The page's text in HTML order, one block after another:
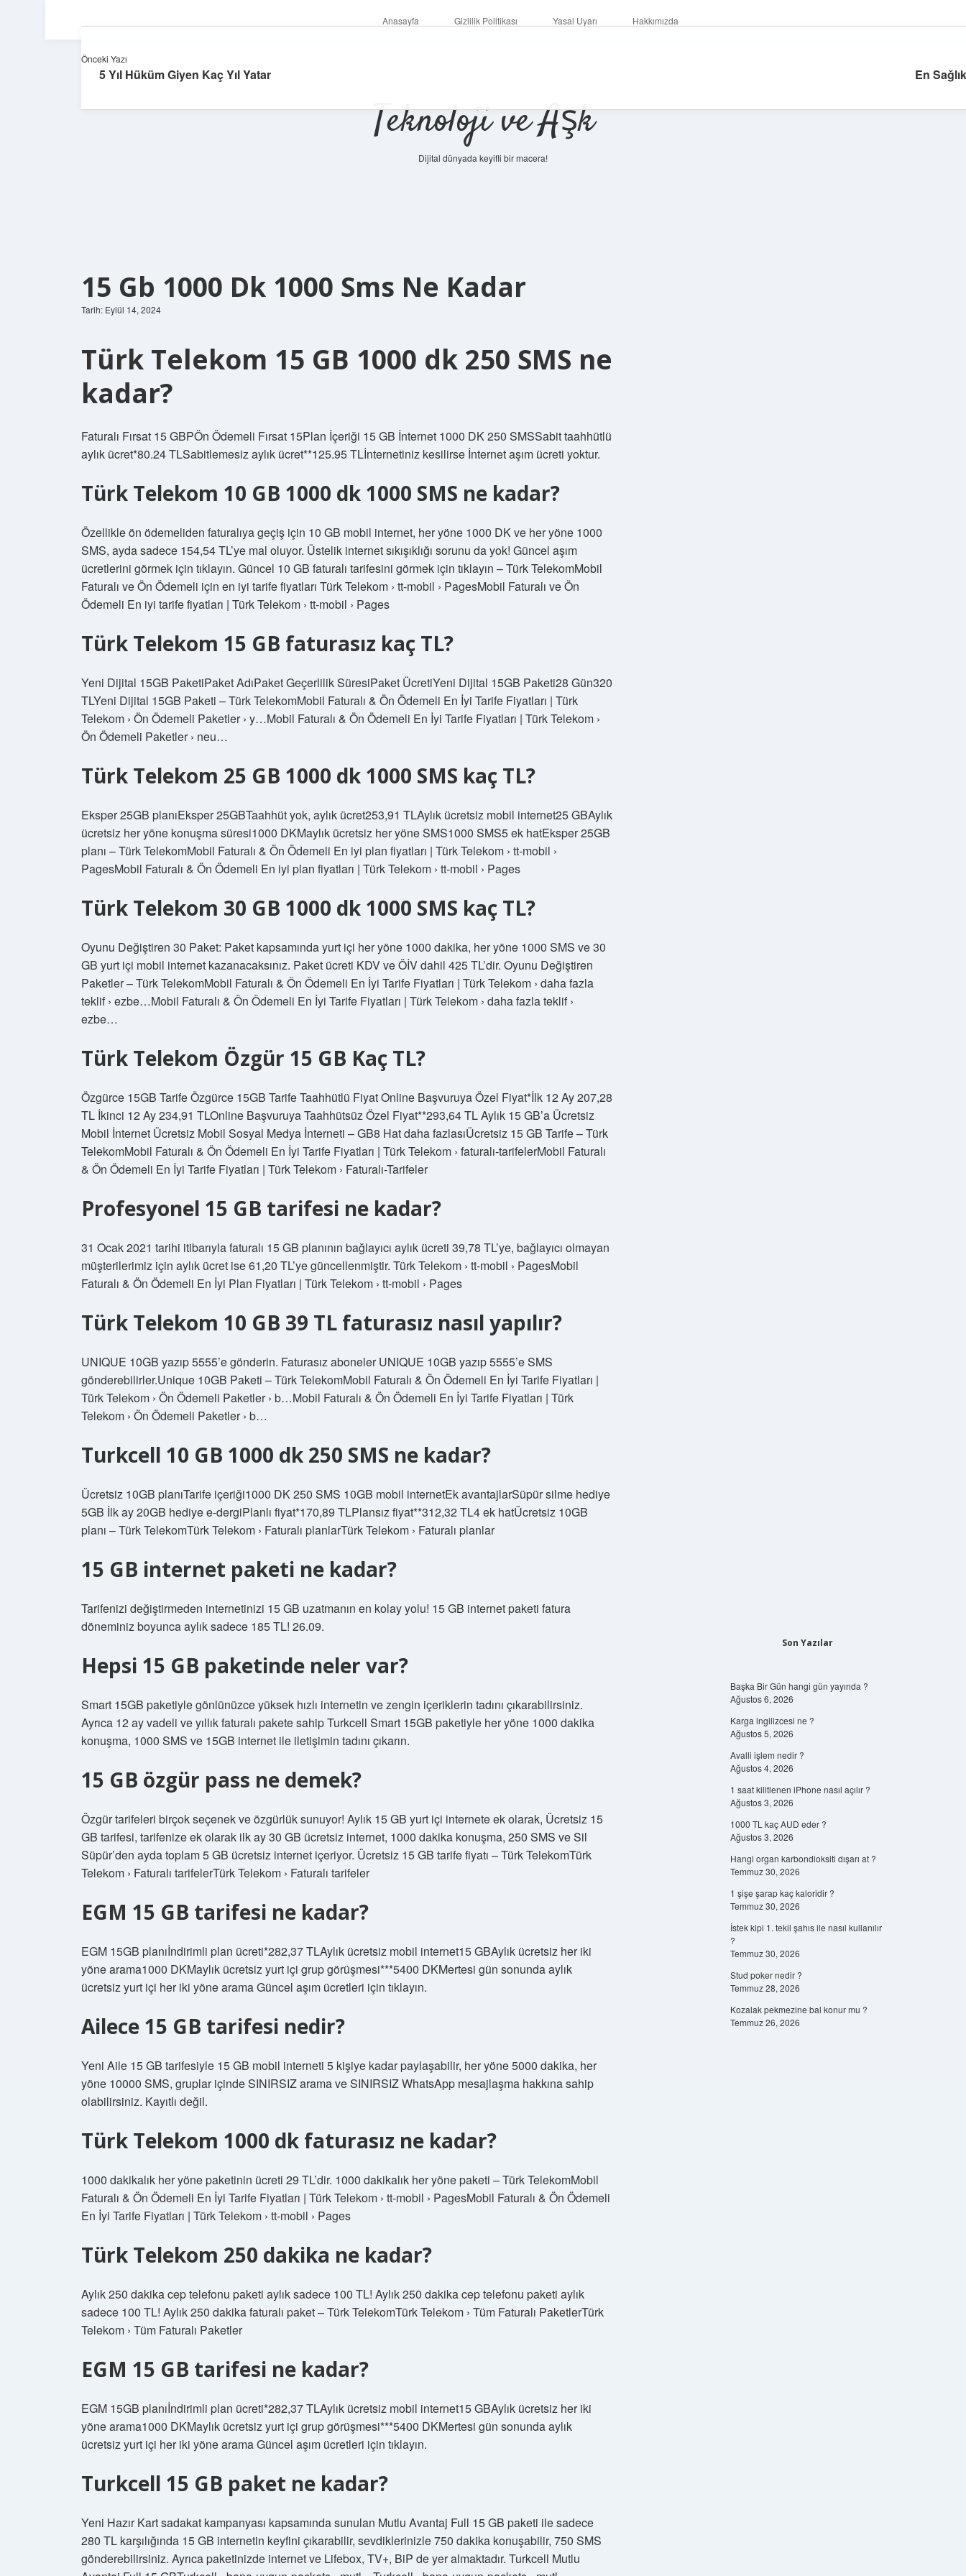
Anasayfa Gizlilik Politikası Yasal Uyarı Hakkımızda
Teknoloji ve Aşk
Dijital dünyada keyifli bir macera!
15 Gb 1000 Dk 1000 Sms Ne Kadar
Tarih: Eylül 14, 2024
Türk Telekom 15 GB 1000 dk 250 SMS ne
kadar?
Faturalı Fırsat 15 GBPÖn Ödemeli Fırsat 15Plan İçeriği 15 GB İnternet 1000 DK 250 SMSSabit taahhütlü
aylık ücret*80.24 TLSabitlemesiz aylık ücret**125.95 TL​İnternetiniz kesilirse İnternet aşım ücreti yoktur.
Türk Telekom 10 GB 1000 dk 1000 SMS ne kadar?
Özellikle ön ödemeliden faturalıya geçiş için 10 GB mobil internet, her yöne 1000 DK ve her yöne 1000
SMS, ayda sadece 154,54 TL’ye mal oluyor. Üstelik internet sıkışıklığı sorunu da yok! Güncel aşım
ücretlerini görmek için tıklayın. Güncel 10 GB faturalı tarifesini görmek için tıklayın – Türk TelekomMobil
Faturalı ve Ön Ödemeli için en iyi tarife fiyatları Türk Telekom › tt-mobil › PagesMobil Faturalı ve Ön
Ödemeli En iyi tarife fiyatları | Türk Telekom › tt-mobil › Pages
Türk Telekom 15 GB faturasız kaç TL?
Yeni Dijital 15GB PaketiPaket AdıPaket Geçerlilik SüresiPaket ÜcretiYeni Dijital 15GB Paketi28 Gün320
TLYeni Dijital 15GB Paketi – Türk TelekomMobil Faturalı & Ön Ödemeli En İyi Tarife Fiyatları | Türk
Telekom › Ön Ödemeli Paketler › y…Mobil Faturalı & Ön Ödemeli En İyi Tarife Fiyatları | Türk Telekom ›
Ön Ödemeli Paketler › neu…
Türk Telekom 25 GB 1000 dk 1000 SMS kaç TL?
Eksper 25GB planıEksper 25GBTaahhüt yok, aylık ücret253,91 TLAylık ücretsiz mobil internet25 GBAylık
ücretsiz her yöne konuşma süresi1000 DKMaylık ücretsiz her yöne SMS1000 SMS5 ek hatEksper 25GB
planı – Türk TelekomMobil Faturalı & Ön Ödemeli En iyi plan fiyatları | Türk Telekom › tt-mobil ›
PagesMobil Faturalı & Ön Ödemeli En iyi plan fiyatları | Türk Telekom › tt-mobil › Pages
Türk Telekom 30 GB 1000 dk 1000 SMS kaç TL?
Oyunu Değiştiren 30 Paket: Paket kapsamında yurt içi her yöne 1000 dakika, her yöne 1000 SMS ve 30
GB yurt içi mobil internet kazanacaksınız. Paket ücreti KDV ve ÖİV dahil 425 TL’dir. Oyunu Değiştiren
Paketler – Türk TelekomMobil Faturalı & Ön Ödemeli En İyi Tarife Fiyatları | Türk Telekom › daha fazla
teklif › ezbe…Mobil Faturalı & Ön Ödemeli En İyi Tarife Fiyatları | Türk Telekom › daha fazla teklif ›
ezbe…
Türk Telekom Özgür 15 GB Kaç TL?
Özgürce 15GB Tarife Özgürce 15GB Tarife Taahhütlü Fiyat Online Başvuruya Özel Fiyat*İlk 12 Ay 207,28
TL İkinci 12 Ay 234,91 TLOnline Başvuruya Taahhütsüz Özel Fiyat**293,64 TL Aylık 15 GB’a Ücretsiz
Mobil İnternet Ücretsiz Mobil Sosyal Medya İnterneti – GB8 Hat daha fazlasıÜcretsiz 15 GB Tarife – Türk
TelekomMobil Faturalı & Ön Ödemeli En İyi Tarife Fiyatları | Türk Telekom › faturalı-tarifelerMobil Faturalı
& Ön Ödemeli En İyi Tarife Fiyatları | Türk Telekom › Faturalı-Tarifeler
Profesyonel 15 GB tarifesi ne kadar?
31 Ocak 2021 tarihi itibarıyla faturalı 15 GB planının bağlayıcı aylık ücreti 39,78 TL’ye, bağlayıcı olmayan
müşterilerimiz için aylık ücret ise 61,20 TL’ye güncellenmiştir. Türk Telekom › tt-mobil › PagesMobil
Faturalı & Ön Ödemeli En İyi Plan Fiyatları | Türk Telekom › tt-mobil › Pages
Türk Telekom 10 GB 39 TL faturasız nasıl yapılır?
UNIQUE 10GB yazıp 5555’e gönderin. Faturasız aboneler UNIQUE 10GB yazıp 5555’e SMS
gönderebilirler.Unique 10GB Paketi – Türk TelekomMobil Faturalı & Ön Ödemeli En İyi Tarife Fiyatları |
Türk Telekom › Ön Ödemeli Paketler › b…Mobil Faturalı & Ön Ödemeli En İyi Tarife Fiyatları | Türk
Telekom › Ön Ödemeli Paketler › b…
Turkcell 10 GB 1000 dk 250 SMS ne kadar?
Ücretsiz 10GB planıTarife içeriği1000 DK 250 SMS 10GB mobil internetEk avantajlarSüpür silme hediye
5GB İlk ay 20GB hediye e-dergi​Planlı fiyat*170,89 TLPlansız fiyat**312,32 TL4 ek hatÜcretsiz 10GB
planı – Türk TelekomTürk Telekom › Faturalı planlarTürk Telekom › Faturalı planlar
15 GB internet paketi ne kadar?
Tarifenizi değiştirmeden internetinizi 15 GB uzatmanın en kolay yolu! 15 GB internet paketi fatura
döneminiz boyunca aylık sadece 185 TL! 26.09.
Hepsi 15 GB paketinde neler var?
Smart 15GB paketiyle gönlünüzce yüksek hızlı internetin ve zengin içeriklerin tadını çıkarabilirsiniz.
Ayrıca 12 ay vadeli ve yıllık faturalı pakete sahip Turkcell Smart 15GB paketiyle her yöne 1000 dakika
konuşma, 1000 SMS ve 15GB internet ile iletişimin tadını çıkarın.
15 GB özgür pass ne demek?
​​​​​​​​​​​​​Özgür tarifeleri birçok seçenek ve özgürlük sunuyor! Aylık 15 GB yurt içi internete ek olarak, Ücretsiz 15
GB tarifesi, tarifenize ek olarak ilk ay 30 GB ücretsiz internet, 1000 dakika konuşma, 250 SMS ve Sil
Süpür’den ayda toplam 5 GB ücretsiz internet içeriyor. Ücretsiz 15 GB tarife fiyatı – Türk TelekomTürk
Telekom › Faturalı tarifelerTürk Telekom › Faturalı tarifeler
EGM 15 GB tarifesi ne kadar?
EGM 15GB planıİndirimli plan ücreti*282,37 TLAylık ücretsiz mobil internet15 GBAylık ücretsiz her iki
yöne arama​1000 DKMaylık ücretsiz yurt içi grup görüşmesi***5400 DKMertesi gün sonunda aylık
ücretsiz yurt içi her iki yöne arama Güncel aşım ücretleri için tıklayın.
Ailece 15 GB tarifesi nedir?
Yeni Aile 15 GB tarifesiyle 15 GB mobil interneti 5 kişiye kadar paylaşabilir, her yöne 5000 dakika, her
yöne 10000 SMS, gruplar içinde SINIRSIZ arama ve SINIRSIZ WhatsApp mesajlaşma hakkına sahip
olabilirsiniz. Kayıtlı değil.
Türk Telekom 1000 dk faturasız ne kadar?
1000 dakikalık her yöne paketinin ücreti 29 TL’dir. 1000 dakikalık her yöne paketi – Türk TelekomMobil
Faturalı & Ön Ödemeli En İyi Tarife Fiyatları | Türk Telekom › tt-mobil › PagesMobil Faturalı & Ön Ödemeli
En İyi Tarife Fiyatları | Türk Telekom › tt-mobil › Pages
Türk Telekom 250 dakika ne kadar?
Aylık 250 dakika cep telefonu paketi aylık sadece 100 TL! Aylık 250 dakika cep telefonu paketi aylık
sadece 100 TL! Aylık 250 dakika faturalı paket – Türk TelekomTürk Telekom › Tüm Faturalı PaketlerTürk
Telekom › Tüm Faturalı Paketler
EGM 15 GB tarifesi ne kadar?
EGM 15GB planıİndirimli plan ücreti*282,37 TLAylık ücretsiz mobil internet15 GBAylık ücretsiz her iki
yöne arama​1000 DKMaylık ücretsiz yurt içi grup görüşmesi***5400 DKMertesi gün sonunda aylık
ücretsiz yurt içi her iki yöne arama Güncel aşım ücretleri için tıklayın.
Turkcell 15 GB paket ne kadar?
Yeni Hazır Kart sadakat kampanyası kapsamında sunulan Mutlu Avantaj Full 15 GB paketi ile sadece
280 TL karşılığında 15 GB internetin keyfini çıkarabilir, sevdiklerinizle 750 dakika konuşabilir, 750 SMS
gönderebilirsiniz. Ayrıca paketinizde internet ve Lifebox, TV+, BiP de yer almaktadır. Turkcell Mutlu
Önceki Yazı
5 Yıl Hüküm Giyen Kaç Yıl Yatar En
Son Yazılar
Başka Bir Gün hangi gün yayında ?
Ağustos 6, 2026
Karga ingilizcesi ne ?
Ağustos 5, 2026
Avalli işlem nedir ?
Ağustos 4, 2026
1 saat kilitlenen iPhone nasıl açılır ?
Ağustos 3, 2026
1000 TL kaç AUD eder ?
Ağustos 3, 2026
Hangi organ karbondioksiti dışarı at ?
Temmuz 30, 2026
1 şişe şarap kaç kaloridir ?
Temmuz 30, 2026
İstek kipi 1. tekil şahıs ile nasıl kullanılır
?
Temmuz 30, 2026
Stud poker nedir ?
Temmuz 28, 2026
Kozalak pekmezine bal konur mu ?
Temmuz 26, 2026